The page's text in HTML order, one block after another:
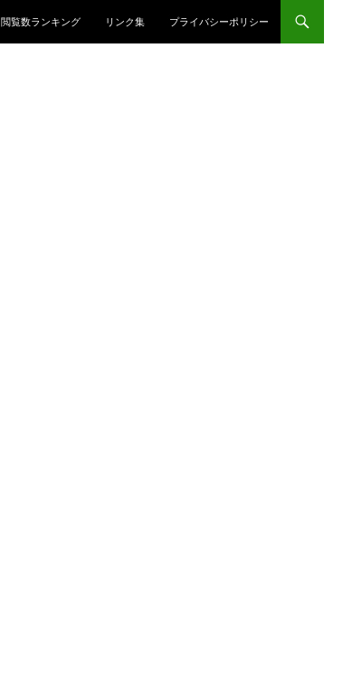
閲覧数ランキング リンク集 プライバシーポリシー